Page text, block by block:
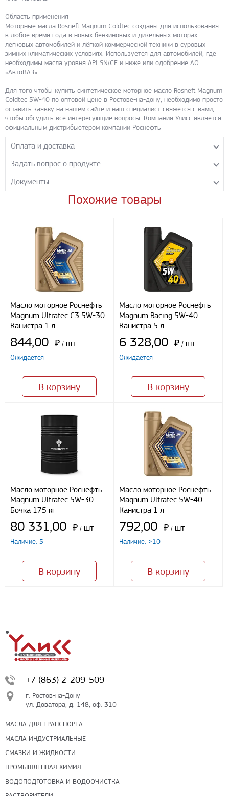
Область применения
Моторные масла Rosneft Magnum Coldtec созданы для использования
в любое время года в новых бензиновых и дизельных моторах
легковых автомобилей и лёгкой коммерческой техники в суровых
зимних климатических условиях. Используется для автомобилей, где
необходимы масла уровня API SN/CF и ниже или одобрение АО
«АвтоВАЗ».
Для того чтобы купить синтетическое моторное масло Rosneft Magnum
Coldtec 5W-40 по оптовой цене в Ростове-на-дону, необходимо просто
оставить заявку на нашем сайте и наш специалист свяжется с вами,
чтобы обсудить все интересующие вопросы. Компания Улисс является
официальным дистрибьютером компании Роснефть
Оплата и доставка
Самовывоз с нашего склада
Транспортные компании
Бесплатная доставка до терминала ПЭК
По согласованию с клиентом.
Регионы доставки:
Северо-Кавказский федеральный округ
Южный федеральный округ
Способы оплаты
При получении груза
Безналичный расчет
Задать вопрос о продукте
Задайте нашим менеджерам вопрос о данном продукте.
Все поля формы обязательны к заполнению.
Я даю свое согласие ООО «Улисс» на обработку моих
Политикой конфиденциальности
Отправить
Документы
Rosneft_Magnum_Coldtec_5W-40- PDF 448.38 КБ
Похожие товары
Масло моторное Роснефть
Magnum Ultratec C3 5W-30
Канистра 1 л
844,00 ₽ / шт
Ожидается
В корзину
Масло моторное Роснефть
Magnum Racing 5W-40
Канистра 5 л
6 328,00 ₽ / шт
Ожидается
В корзину
Масло моторное Роснефть
Magnum Ultratec 5W-30
Бочка 175 кг
80 331,00 ₽ / шт
Наличие: 5
В корзину
Масло моторное Роснефть
Magnum Ultratec 5W-40
Канистра 1 л
792,00 ₽ / шт
Наличие: >10
В корзину
+7 (863) 2-209-509
г. Ростов-на-Дону
ул. Доватора, д. 148, оф. 310
МАСЛА ДЛЯ ТРАНСПОРТА
МАСЛА ИНДУСТРИАЛЬНЫЕ
СМАЗКИ И ЖИДКОСТИ
ПРОМЫШЛЕННАЯ ХИМИЯ
ВОДОПОДГОТОВКА И ВОДООЧИСТКА